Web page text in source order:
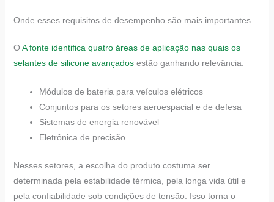
Onde esses requisitos de desempenho são mais importantes
O A fonte identifica quatro áreas de aplicação nas quais os
selantes de silicone avançadosestão ganhando relevância:
Módulos de bateria para veículos elétricos
Conjuntos para os setores aeroespacial e de defesa
Sistemas de energia renovável
Eletrônica de precisão
Nesses setores, a escolha do produto costuma ser
determinada pela estabilidade térmica, pela longa vida útil e
pela confiabilidade sob condições de tensão. Isso torna o